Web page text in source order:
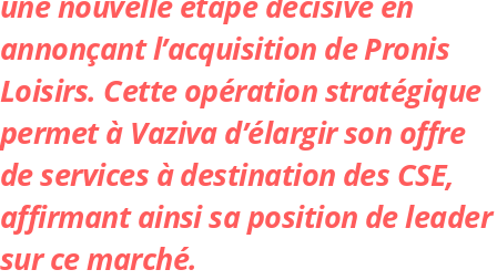
annonçant l’acquisition de Pronis
Loisirs. Cette opération stratégique
permet à Vaziva d’élargir son offre
de services à destination des CSE,
affirmant ainsi sa position de leader
sur ce marché.